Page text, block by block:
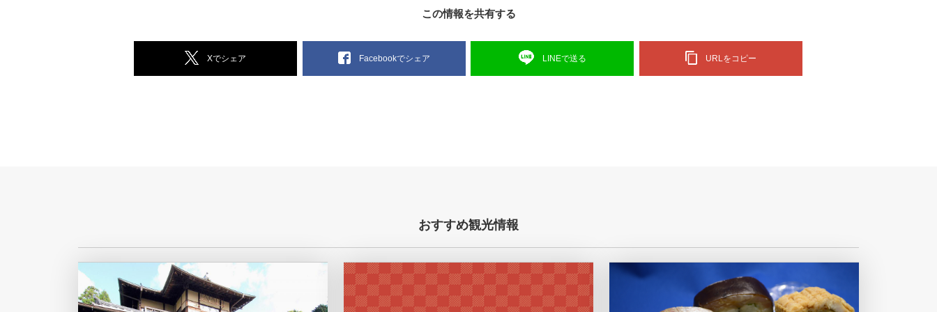
この情報を共有する
Xでシェア Facebookでシェア LINEで送る URLをコピー
おすすめ観光情報